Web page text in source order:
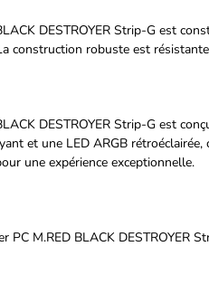
DESTROYER Strip-G est
construction robuste est
DESTROYER Strip-G est
et une LED ARGB
une expérience exceptionnelle.
PC M.RED BLACK DESTROYER